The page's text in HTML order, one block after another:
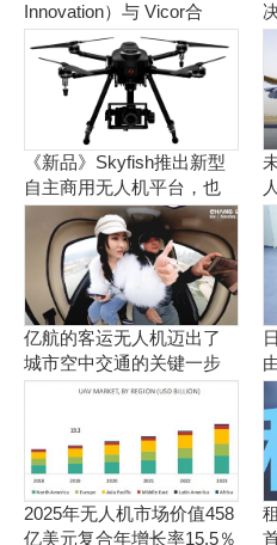
Innovation）与 Vicor合
作。实现商用氢燃料电池
无人机
《新品》Skyfish推出新型
自主商用无人机平台，也
可搭载Sony Alpha相机
亿航的客运无人机迈出了
城市空中交通的关键一步
2025年无人机市场价值458
亿美元复合年增长率15.5％